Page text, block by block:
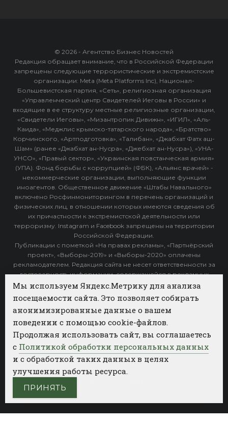
© 2026 - Агентство Бизнес Новостей
Редакция обращает внимание, что в Российской Федерации
запрещены следующие террористические и экстремистские
организации: Meta (Meta Platforms Inc), Национал-
Большевистская партия, «Сеть», религиозная организация
«Управленческий центр Свидетелей Иеговы в России» и
входящие в ее структуру местные религиозные организации,
«Свидетели Иеговы», «Мизантропик Дивижн», «ИГИЛ», «Аль-
Каида», «Меджлис крымско-татарского народа», «Братство»
Корчинского, «Артподготовка», «Талибан», «Джабхат Фатх аш-
Шам» (ранее «Джабхат ан-Нусра», «Джебхат ан-Нусра»), «УНА-
УНСО», «Правый сектор», «Украинская повстанческая армия»
(УПА). Фонд борьбы с коррупцией» (ФБК), «Альянс врачей» -
некоммерческие организации, выполняющие функции
иноагентов. Общественное движение «Штабы Навального»
включено Росфинмониторингом в перечень организаций и
физических лиц, в отношении которых имеются сведения об
их причастности к экстремистской деятельности или
терроризму. Instagram и Facebook запрещены на территории
Российской Федерации.
Публикации с пометкой «На правах рекламы», «Партнёрский
проект», «Выборы-2019» и «Выборы-2020» оплачены
рекламодателем. Редакция сайта не несет ответственности за
достоверность информации, содержащейся в рекламных
объявлениях.
ФОТОБАНК АГЕНТСТВА БИЗНЕС НОВОСТЕЙ
РЕГИОНЫ ПОЛИТИКА ОБЩЕСТВО
Мы используем Яндекс.Метрику для анализа
посещаемости сайта. Это позволяет собирать
анонимизированные данные о вашем
поведении с помощью cookie-файлов.
Продолжая использовать сайт, вы соглашаетесь
с Политикой обработки персональных данных
и с обработкой таких данных в целях
улучшения работы ресурса.
ПРИНЯТЬ